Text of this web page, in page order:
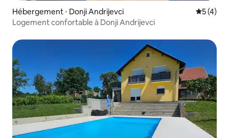
Hébergement ⋅ Donji Andrijevci
5 (4)
Logement confortable à Donji Andrijevci